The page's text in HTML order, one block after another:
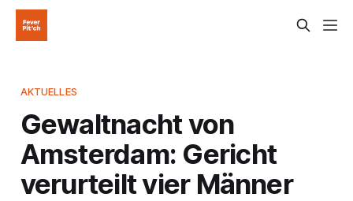
AKTUELLES
Gewaltnacht von
Amsterdam: Gericht
verurteilt vier Männer